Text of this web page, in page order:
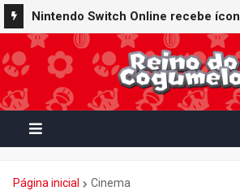
Nintendo Switch Online recebe
Mario Paint (SNES) e Mario Kart:
(GBA)
Página inicial Cinema